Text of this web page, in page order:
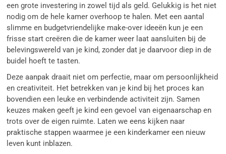
een grote investering in zowel tijd als geld. Gelukkig is het niet
nodig om de hele kamer overhoop te halen. Met een aantal
slimme en budgetvriendelijke make-over ideeën kun je een
frisse start creëren die de kamer weer laat aansluiten bij de
belevingswereld van je kind, zonder dat je daarvoor diep in de
buidel hoeft te tasten.
Deze aanpak draait niet om perfectie, maar om persoonlijkheid
en creativiteit. Het betrekken van je kind bij het proces kan
bovendien een leuke en verbindende activiteit zijn. Samen
keuzes maken geeft je kind een gevoel van eigenaarschap en
trots over de eigen ruimte. Laten we eens kijken naar
praktische stappen waarmee je een kinderkamer een nieuw
leven kunt inblazen.